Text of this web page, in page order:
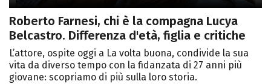
Roberto Farnesi, chi è la compagna Lucya
Belcastro. Differenza d'età, figlia e critiche
L’attore, ospite oggi a La volta buona, condivide la sua
vita da diverso tempo con la fidanzata di 27 anni più
giovane: scopriamo di più sulla loro storia.